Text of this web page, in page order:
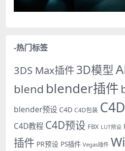
-热门标签
3DS Max插件3D模型
blend blender插件
blender预设 C4D C4D包装
C4D教程 C4D预设 FBX LUT预设
插件 PR预设 PS插件 Vegas插件